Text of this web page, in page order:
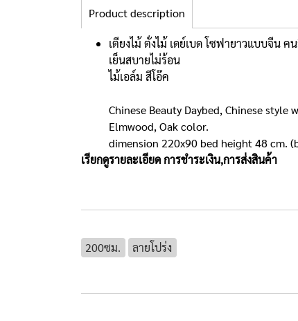
Product description
เตียงไม้ ตั่งไม้ เดย์เบด โซฟายาวแบบจีน
เย็นสบายไม่ร้อน
ไม้เอล์ม สีโอ๊ค
Chinese Beauty Daybed, Chinese
Elmwood, Oak color.
dimension 220x90 bed height 48 cm.
เรียกดูรายละเอียดการชำระเงิน,การส่งสินค้า
200ซม. ลายโปร่ง